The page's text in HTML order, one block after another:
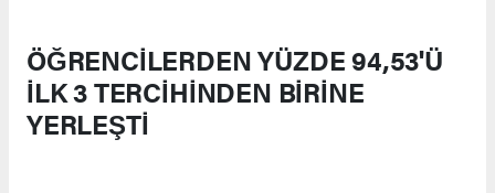
ÖĞRENCİLERDEN YÜZDE 94,53'Ü
İLK 3 TERCİHİNDEN BİRİNE
YERLEŞTİ